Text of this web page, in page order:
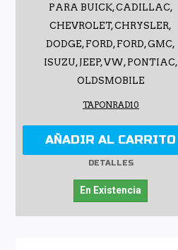
PARA BUICK, CADILLAC,
CHEVROLET, CHRYSLER,
DODGE, FORD, FORD, GMC,
ISUZU, JEEP, VW, PONTIAC,
OLDSMOBILE
TAPONRAD10
AÑADIR AL CARRITO
DETALLES
En Existencia